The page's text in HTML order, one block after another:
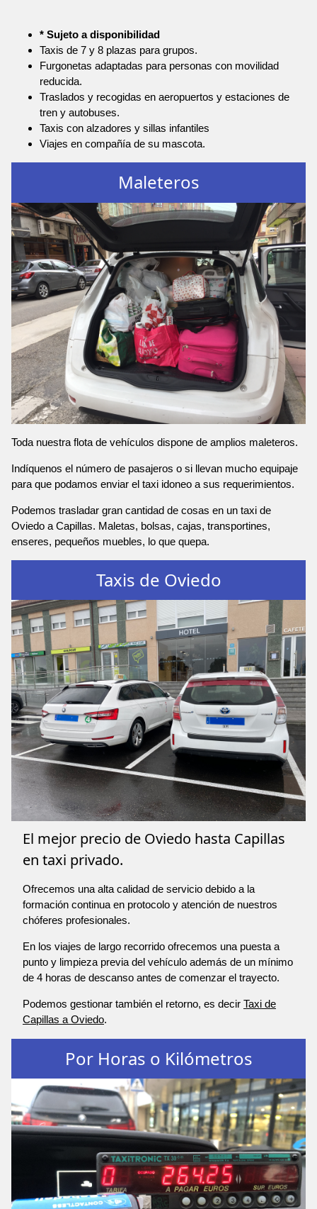
* Sujeto a disponibilidad
Taxis de 7 y 8 plazas para grupos.
Furgonetas adaptadas para personas con movilidad
reducida.
Traslados y recogidas en aeropuertos y estaciones de
tren y autobuses.
Taxis con alzadores y sillas infantiles
Viajes en compañía de su mascota.
Maleteros
Toda nuestra flota de vehículos dispone de amplios maleteros.
Indíquenos el número de pasajeros o si llevan mucho equipaje
para que podamos enviar el taxi idoneo a sus requerimientos.
Podemos trasladar gran cantidad de cosas en un taxi de
Oviedo a Capillas. Maletas, bolsas, cajas, transportines,
enseres, pequeños muebles, lo que quepa.
Taxis de Oviedo
El mejor precio de Oviedo hasta Capillas
en taxi privado.
Ofrecemos una alta calidad de servicio debido a la
formación continua en protocolo y atención de nuestros
chóferes profesionales.
En los viajes de largo recorrido ofrecemos una puesta a
punto y limpieza previa del vehículo además de un mínimo
de 4 horas de descanso antes de comenzar el trayecto.
Podemos gestionar también el retorno, es decir Taxi de
Capillas a Oviedo.
Por Horas o Kilómetros